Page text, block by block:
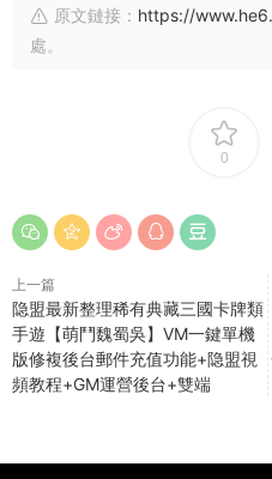
原文鏈接： https://
處。
0
上一篇
隐盟最新整理稀有典藏三國卡牌類
手遊【萌鬥魏蜀吳】VM一鍵單機
版修複後台郵件充值功能+隐盟視
頻教程+GM運營後台+雙端